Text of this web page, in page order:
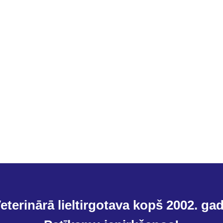
lieltirgotava kopš 2002.